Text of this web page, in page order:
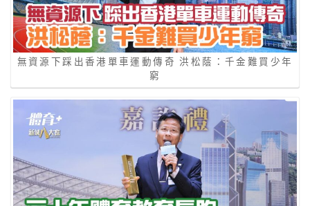
無資源下踩出香港單車運動傳奇 洪松蔭：千金難買少年
窮